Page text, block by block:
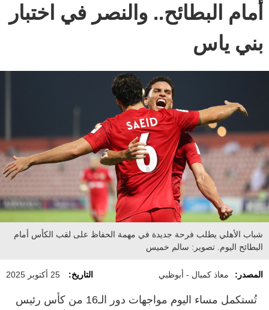
أمام البطائح.. والنصر في اختبار
بني ياس
شباب الأهلي يطلب فرحة جديدة في مهمة الحفاظ على لقب الكأس أمام
البطائح اليوم. تصوير: سالم خميس
المصدر: معاذ كمبال - أبوظبي التاريخ: 25 أكتوبر 2025
تُستكمل مساء اليوم مواجهات دور الـ16 من كأس رئيس